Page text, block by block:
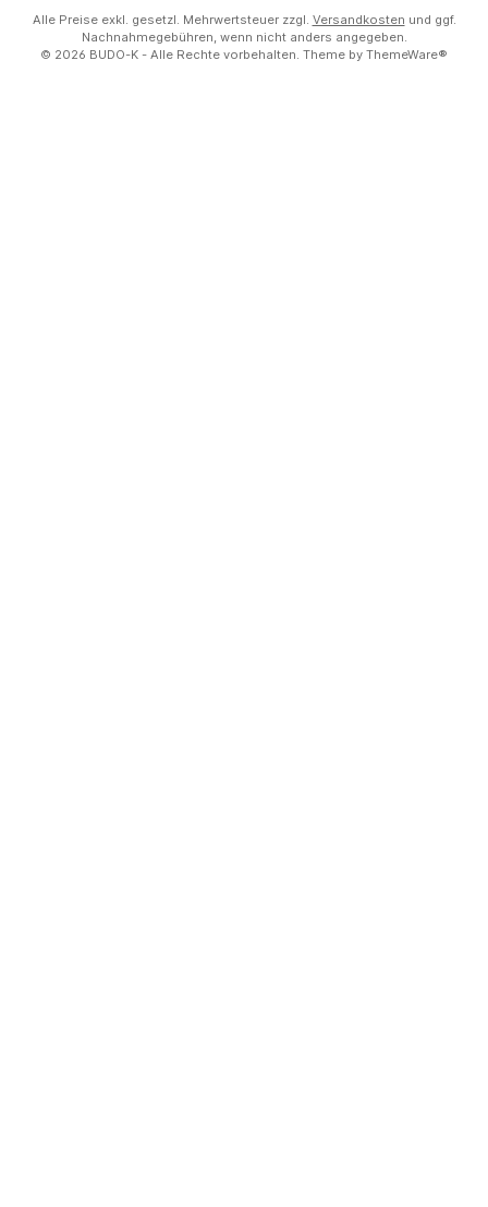
Alle Preise exkl. gesetzl. Mehrwertsteuer zzgl. Versandkosten und ggf.
Nachnahmegebühren, wenn nicht anders angegeben.
© 2026 BUDO-K - Alle Rechte vorbehalten. Theme by ThemeWare®